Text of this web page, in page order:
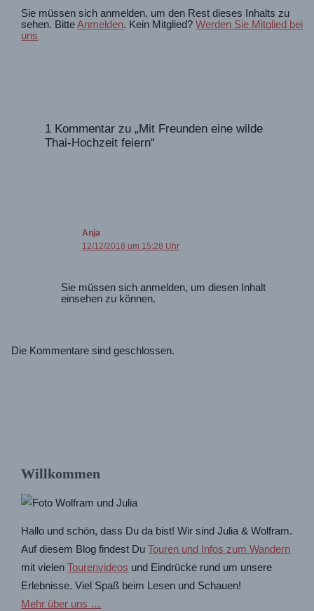
Willkommen
Hallo und schön, dass Du da bist! Wir sind Julia & Wolfram.
Auf diesem Blog findest DuTouren und Infos zum Wandern
mit vielenTourenvideos und Eindrücke rund um unsere
Erlebnisse. Viel Spaß beim Lesen und Schauen!
Mehr über uns …
Sie müssen sich anmelden, um den Rest dieses Inhalts zu
sehen. BitteAnmelden. Kein Mitglied?Werden Sie Mitglied bei
uns
1 Kommentar zu „Mit Freunden eine wilde
Thai-Hochzeit feiern“
Anja
12/12/2018 um 15:28 Uhr
Sie müssen sich anmelden, um diesen Inhalt
einsehen zu können.
Die Kommentare sind geschlossen.